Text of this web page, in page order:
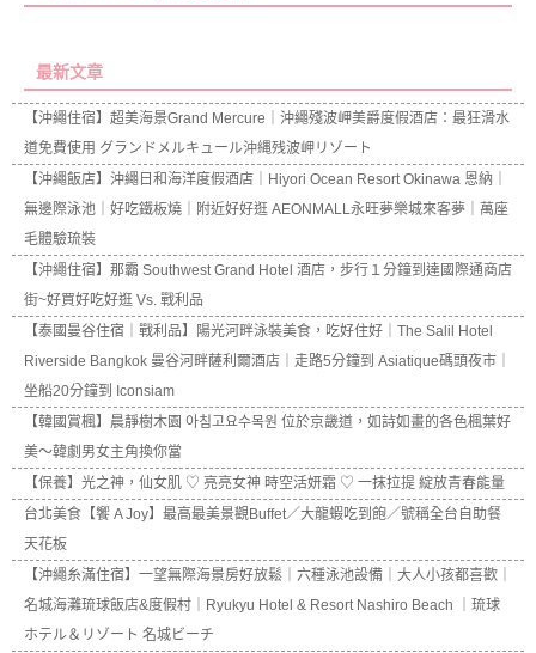
最新文章
【沖繩住宿】超美海景Grand Mercure｜沖繩殘波岬美爵度假酒店：最狂滑水
道免費使用 グランドメルキュール沖縄残波岬リゾート
【沖繩飯店】沖繩日和海洋度假酒店｜Hiyori Ocean Resort Okinawa 恩納｜
無邊際泳池｜好吃鐵板燒｜附近好好逛 AEONMALL永旺夢樂城來客夢｜萬座
毛體驗琉裝
【沖繩住宿】那霸 Southwest Grand Hotel 酒店，步行１分鐘到達國際通商店
街~好買好吃好逛 Vs. 戰利品
【泰國曼谷住宿｜戰利品】陽光河畔泳裝美食，吃好住好｜The Salil Hotel
Riverside Bangkok 曼谷河畔薩利爾酒店｜走路5分鐘到 Asiatique碼頭夜市｜
坐船20分鐘到 Iconsiam
【韓國賞楓】晨靜樹木園 아침고요수목원 位於京畿道，如詩如畫的各色楓葉好
美～韓劇男女主角換你當
【保養】光之神，仙女肌 ♡ 亮亮女神 時空活妍霜 ♡ 一抹拉提 綻放青春能量
台北美食【饗 A Joy】最高最美景觀Buffet／大龍蝦吃到飽／號稱全台自助餐
天花板
【沖繩糸滿住宿】一望無際海景房好放鬆｜六種泳池設備｜大人小孩都喜歡｜
名城海灘琉球飯店&度假村｜Ryukyu Hotel & Resort Nashiro Beach ｜琉球
ホテル＆リゾート 名城ビーチ